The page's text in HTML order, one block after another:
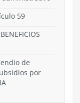
59
de
por